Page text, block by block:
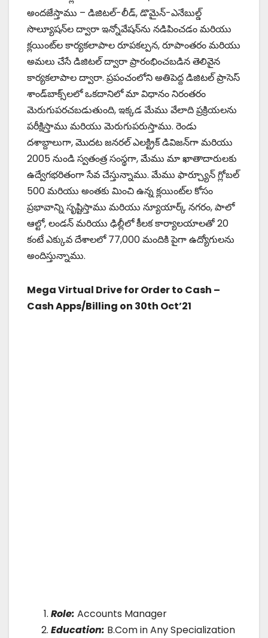
అందజేస్తాము – డిజిటల్-లీడ్, డొమైన్-ఎనేబుల్డ్
సొల్యూషన్‌ల ద్వారా ఇన్నోవేషన్‌ను నడిపించడం మరియు
క్లయింట్‌ల కార్యకలాపాల రూపకల్పన, రూపాంతరం మరియు
అమలు చేసే డిజిటల్ ద్వారా ప్రారంభించబడిన తెలివైన
కార్యకలాపాల ద్వారా. ప్రపంచంలోని అతిపెద్ద డిజిటల్ ప్రాసెస్
శాండ్‌బాక్స్‌లలో ఒకదానిలో మా విధానం నిరంతరం
మెరుగుపరచబడుతుంది, ఇక్కడ మేము వేలాది ప్రక్రియలను
పరీక్షిస్తాము మరియు మెరుగుపరుస్తాము. రెండు
దశాబ్దాలుగా, మొదట జనరల్ ఎలక్ట్రిక్ డివిజన్‌గా మరియు
2005 నుండి స్వతంత్ర సంస్థగా, మేము మా ఖాతాదారులకు
ఉద్వేగభరితంగా సేవ చేస్తున్నాము. మేము ఫార్చ్యూన్ గ్లోబల్
500 మరియు అంతకు మించి ఉన్న క్లయింట్‌ల కోసం
ప్రభావాన్ని సృష్టిస్తాము మరియు న్యూయార్క్ నగరం, పాలో
ఆల్టో, లండన్ మరియు ఢిల్లీలో కీలక కార్యాలయాలతో 20
కంటే ఎక్కువ దేశాలలో 77,000 మందికి పైగా ఉద్యోగులను
అందిస్తున్నాము.
Mega Virtual Drive for Order to Cash –
Cash Apps/Billing on 30th Oct’21
Role: Accounts Manager
Education: B.Com in Any Specialization